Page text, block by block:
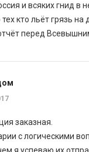
и всяких гнид в
кто льёт грязь на
перед
заказная.
с логическими